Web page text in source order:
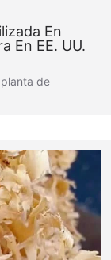
En
En EE. UU.
de